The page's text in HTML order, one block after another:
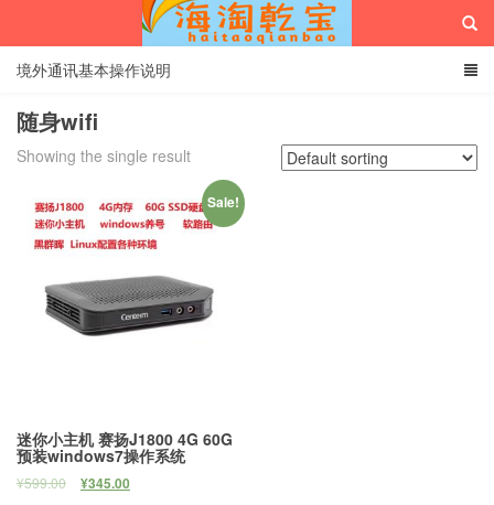
海淘乾宝
境外通讯基本操作说明
随身wifi
Showing the single result
Sale!
迷你小主机 赛扬J1800 4G 60G
预装windows7操作系统
¥599.00 ¥345.00